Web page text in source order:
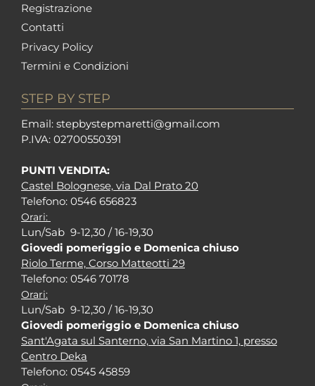
Registrazione
Contatti
Privacy Policy
Termini e Condizioni
STEP BY STEP
Email: stepbystepmaretti@gmail.com
P.IVA: 02700550391
PUNTI VENDITA:
Castel Bolognese, via Dal Prato 20
Telefono: 0546 656823
Orari:
Lun/Sab 9-12,30 / 16-19,30
Giovedi pomeriggio e Domenica chiuso
Riolo Terme, Corso Matteotti 29
Telefono: 0546 70178
Orari:
Lun/Sab 9-12,30 / 16-19,30
Giovedi pomeriggio e Domenica chiuso
Sant'Agata sul Santerno, via San Martino 1, presso
Centro Deka
Telefono: 0545 45859